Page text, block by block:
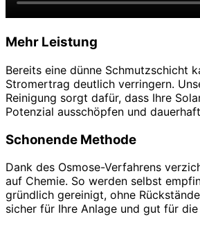
Mehr Leistung
Bereits eine dünne Schmutzschicht
Stromertrag deutlich verringern.
Reinigung sorgt dafür, dass Ihre
Potenzial ausschöpfen und
Schonende Methode
Dank des Osmose-Verfahrens
auf Chemie. So werden selbst
gründlich gereinigt, ohne
sicher für Ihre Anlage und gut für